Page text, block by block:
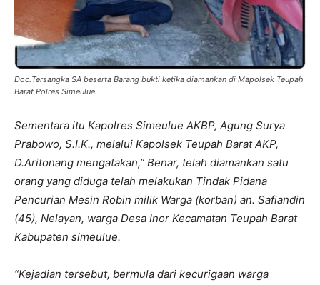
Doc.Tersangka SA beserta Barang bukti ketika diamankan di Mapolsek Teupah
Barat Polres Simeulue.
Sementara itu Kapolres Simeulue AKBP, Agung Surya
Prabowo, S.I.K., melalui Kapolsek Teupah Barat AKP,
D.Aritonang mengatakan,” Benar, telah diamankan satu
orang yang diduga telah melakukan Tindak Pidana
Pencurian Mesin Robin milik Warga (korban) an. Safiandin
(45), Nelayan, warga Desa Inor Kecamatan Teupah Barat
Kabupaten simeulue.
“Kejadian tersebut, bermula dari kecurigaan warga